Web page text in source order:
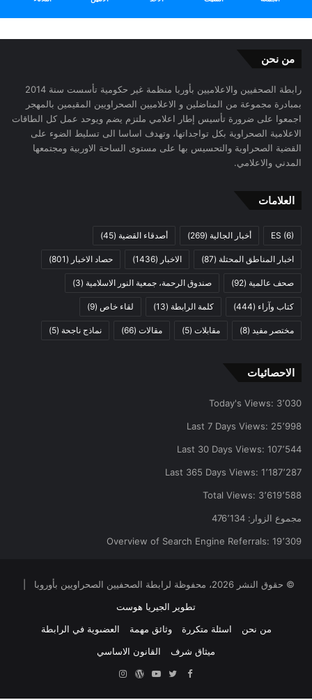
من نحن
رابطة الصحفيين والاعلاميين بأوربا منظمة غير حكومية تأسست سنة 2014
بمبادرة مجموعة من المناضلين و الاعلاميين الصحراويين المقيمين بالمهجر
اجمعوا على ضرورة تأسيس إطار اعلامي ملتزم يضم ويوحد عمل كل الطاقات
الاعلامية الصحراوية بكل تواجداتها، وتهدف اساسا الى تسليط الضوء على
القضية الصحراوية والتحسيس بها على مستوى الساحة الاوربية ومجتمعها
المدني والاعلامي.
العلامات
ES (6) أخبار الجالية (269) أصدقاء القضية (45)
اخبار المناطق المحتلة (87) الاخبار (1436) حصاد الاخبار (801)
صحف عالمية (92) صندوق الرحمة، جمعية النور الاسلامية (3)
كتاب وآراء (444) كلمة الرابطة (13) لقاء خاص (9)
مختصر مفيد (8) مقابلات (5) مقالات (66) نماذج ناجحة (5)
الاحصائيات
Today's Views: 3٬030
Last 7 Days Views: 25٬998
Last 30 Days Views: 107٬544
Last 365 Days Views: 1٬187٬287
Total Views: 3٬619٬588
مجموع الزوار: 476٬134
Overview of Search Engine Referrals: 19٬309
© حقوق النشر 2026، محفوظة لرابطة الصحفيين الصحراويين بأوروبا |
تطوير الجيريا هوست
من نحن
اسئلة متكررة وثائق مهمة
العضىوية في الرابطة
ميثاق شرف
القانون الاساسي
Facebook
Twitter
YouTubeووردبريس